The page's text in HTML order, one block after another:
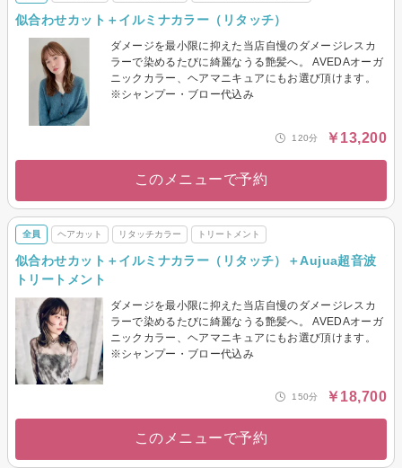
似合わせカット＋イルミナカラー（リタッチ）
ダメージを最小限に抑えた当店自慢のダメージレスカ
ラーで染めるたびに綺麗なうる艶髪へ。 AVEDAオーガ
ニックカラー、ヘアマニキュアにもお選び頂けます。
※シャンプー・ブロー代込み
120分 ￥13,200
このメニューで予約
全員 ヘアカット リタッチカラー トリートメント
似合わせカット＋イルミナカラー（リタッチ）＋Aujua超音波
トリートメント
ダメージを最小限に抑えた当店自慢のダメージレスカ
ラーで染めるたびに綺麗なうる艶髪へ。 AVEDAオーガ
ニックカラー、ヘアマニキュアにもお選び頂けます。
※シャンプー・ブロー代込み
150分 ￥18,700
このメニューで予約